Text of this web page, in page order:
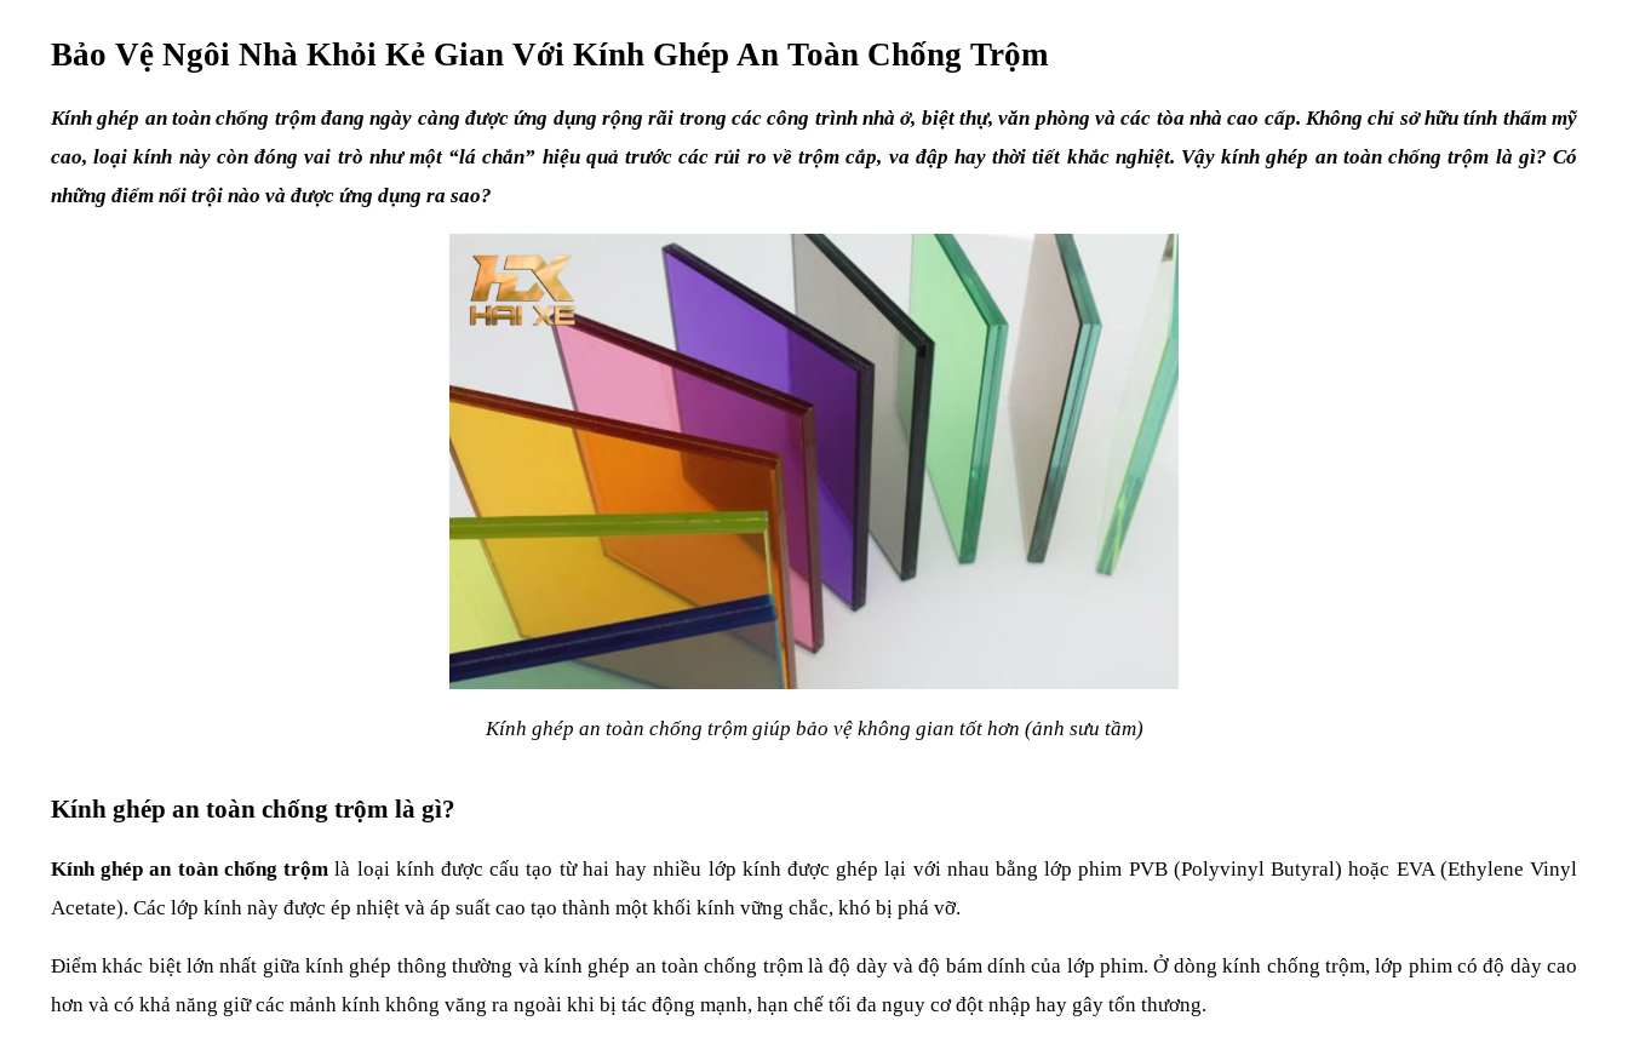
Bảo Vệ Ngôi Nhà Khỏi Kẻ Gian Với Kính Ghép An Toàn Chống Trộm
Kính ghép an toàn chống trộm đang ngày càng được ứng dụng rộng rãi trong các công trình nhà ở, biệt thự, văn phòng và các tòa nhà cao cấp. Không chỉ sở hữu tính thẩm mỹ
cao, loại kính này còn đóng vai trò như một “lá chắn” hiệu quả trước các rủi ro về trộm cắp, va đập hay thời tiết khắc nghiệt. Vậy kính ghép an toàn chống trộm là gì? Có
những điểm nổi trội nào và được ứng dụng ra sao?
Kính ghép an toàn chống trộm giúp bảo vệ không gian tốt hơn (ảnh sưu tầm)
Kính ghép an toàn chống trộm là gì?
Kính ghép an toàn chống trộm là loại kính được cấu tạo từ hai hay nhiều lớp kính được ghép lại với nhau bằng lớp phim PVB (Polyvinyl Butyral) hoặc EVA (Ethylene Vinyl
Acetate). Các lớp kính này được ép nhiệt và áp suất cao tạo thành một khối kính vững chắc, khó bị phá vỡ.
Điểm khác biệt lớn nhất giữa kính ghép thông thường và kính ghép an toàn chống trộm là độ dày và độ bám dính của lớp phim. Ở dòng kính chống trộm, lớp phim có độ dày cao
hơn và có khả năng giữ các mảnh kính không văng ra ngoài khi bị tác động mạnh, hạn chế tối đa nguy cơ đột nhập hay gây tổn thương.